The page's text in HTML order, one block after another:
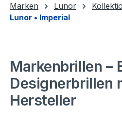
Marken Lunor
Lunor • Imperial
Markenbrillen –
Designerbrillen
Hersteller